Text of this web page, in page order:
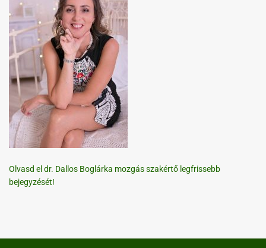
Olvasd el dr. Dallos Boglárka mozgás szakértő legfrissebb
bejegyzését!